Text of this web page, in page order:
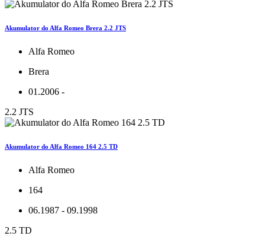
Akumulator do Alfa Romeo Brera 2.2 JTS
Alfa Romeo
Brera
01.2006 -
2.2 JTS
Akumulator do Alfa Romeo 164 2.5 TD
Alfa Romeo
164
06.1987 - 09.1998
2.5 TD